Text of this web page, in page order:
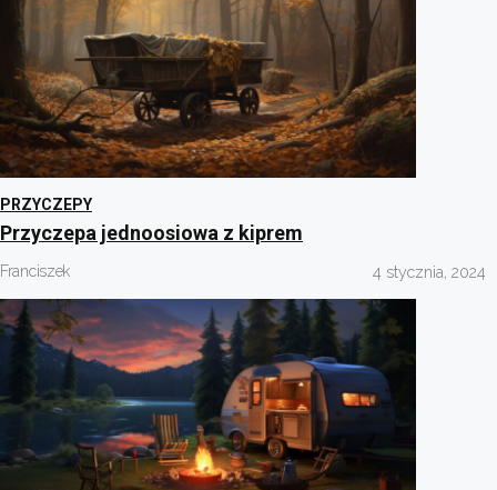
PRZYCZEPY
Przyczepa jednoosiowa z kiprem
Franciszek 4 stycznia, 2024